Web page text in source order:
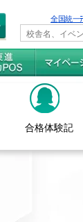
全国統一
合格体験記